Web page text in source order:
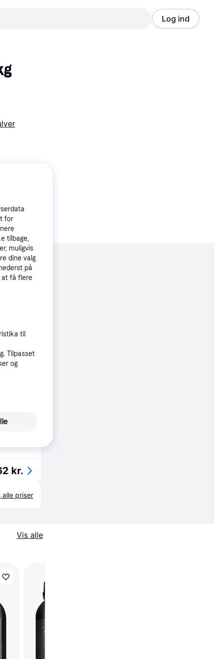
Log ind
kr.
kr./md.
kr.
kr.
alle priser
Vis alle
for
tilbage,
muligvis
dine valg
på
at få flere
til
Tilpasset
og